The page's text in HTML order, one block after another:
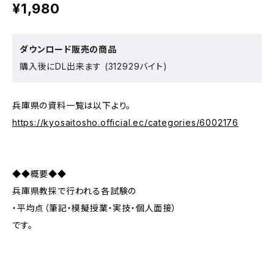
¥1,980
ダウンロード販売の商品
購入後にDL出来ます (312929バイト)
兵庫県の資料一覧は以下より。
https://kyosaitosho.official.ec/categories/6002176
◆◆概要◆◆
兵庫県教採で行われる各試験の
・平均点（筆記・模擬授業・実技・個人面接）
です。